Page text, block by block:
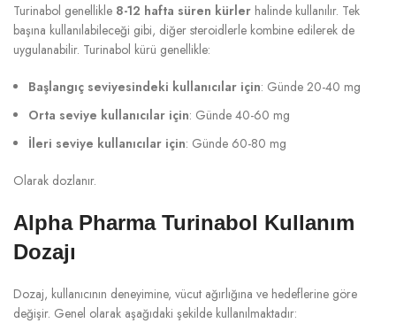
Turinabol genellikle 8-12 hafta süren kürler halinde kullanılır. Tek
başına kullanılabileceği gibi, diğer steroidlerle kombine edilerek de
uygulanabilir. Turinabol kürü genellikle:
Başlangıç seviyesindeki kullanıcılar için: Günde 20-40 mg
Orta seviye kullanıcılar için: Günde 40-60 mg
İleri seviye kullanıcılar için: Günde 60-80 mg
Olarak dozlanır.
Alpha Pharma Turinabol Kullanım
Dozajı
Dozaj, kullanıcının deneyimine, vücut ağırlığına ve hedeflerine göre
değişir. Genel olarak aşağıdaki şekilde kullanılmaktadır: